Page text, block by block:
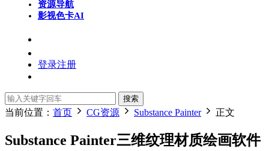
资源导航
影视色卡AI
登录注册
搜索
当前位置： 首页 CG资源 Substance Painter 正文
Substance Painter三维纹理材质绘画软件